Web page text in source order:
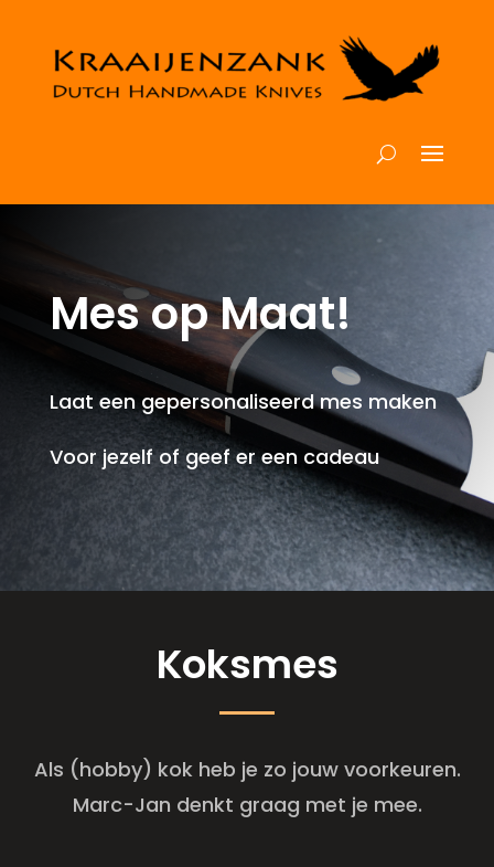
Mes op Maat!
Laat een gepersonaliseerd mes maken
Voor jezelf of geef er een cadeau
Koksmes
Als (hobby) kok heb je zo jouw voorkeuren.
Marc-Jan denkt graag met je mee.